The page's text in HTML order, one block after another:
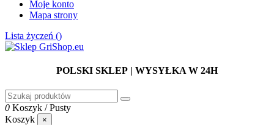
Moje konto
Mapa strony
Lista życzeń ()
POLSKI SKLEP | WYSYŁKA W 24H
0 Koszyk /Pusty
Koszyk
×